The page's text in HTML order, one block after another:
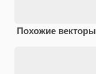
Похожие векторы